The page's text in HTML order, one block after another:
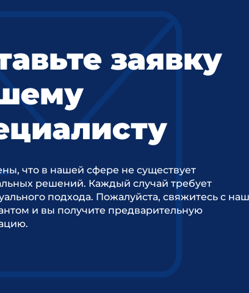
заявку
что в нашей сфере не существует
решений. Каждый случай требует
подхода. Пожалуйста, свяжитесь с
и вы получите предварительную